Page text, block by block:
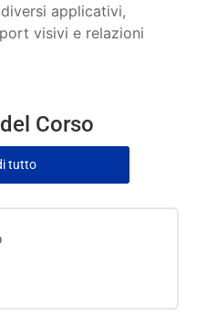
applicativi,
visivi e relazioni
Corso
tutto